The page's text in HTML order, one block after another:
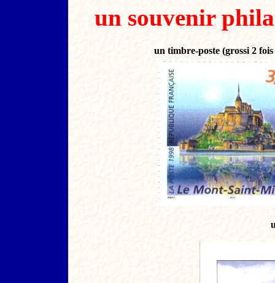
un souvenir
un timbre-poste (grossi 2